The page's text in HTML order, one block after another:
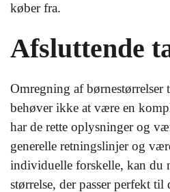
køber fra.
Afsluttende
Omregning af børnestørrelser
behøver ikke at være en
har de rette oplysninger og
generelle retningslinjer og
individuelle forskelle, kan du
størrelse, der passer perfekt til